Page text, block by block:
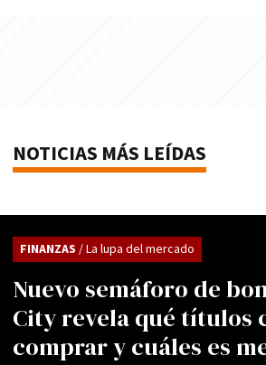
NOTICIAS MÁS LEÍDAS
Nuevo semáforo de
City revela qué títulos
comprar y cuáles es
FINANZAS / La lupa del mercado